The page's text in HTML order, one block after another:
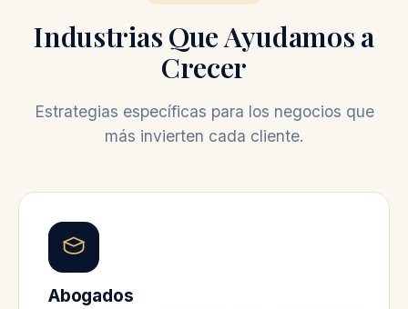
Industrias Que Ayudamos a
Crecer
Estrategias específicas para los negocios que
más invierten cada cliente.
Abogados